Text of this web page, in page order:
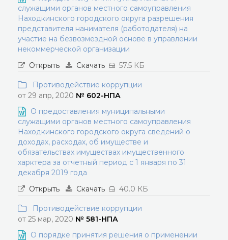
служащими органов местного самоуправления
Находкинского городского округа разрешения
представителя нанимателя (работодателя) на
участие на безвозмездной основе в управлении
некоммерческой организации
Открыть
Скачать 57.5 КБ
Противодействие коррупции
от 29 апр, 2020 № 602-НПА
О предоставления муниципальными
служащими органов местного самоуправления
Находкинского городского округа сведений о
доходах, расходах, об имуществе и
обязательствах имуществах имущественного
харктера за отчетный период с 1 января по 31
декабря 2019 года
Открыть
Скачать 40.0 КБ
Противодействие коррупции
от 25 мар, 2020 № 581-НПА
О порядке принятия решения о применении